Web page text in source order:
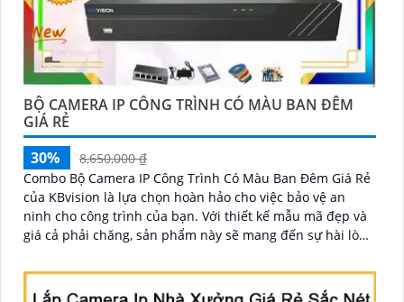
BỘ CAMERA IP CÔNG TRÌNH CÓ MÀU BAN ĐÊM
GIÁ RẺ
30%
8,650,000 ₫
Combo Bộ Camera IP Công Trình Có Màu Ban Đêm Giá Rẻ
của KBvision là lựa chọn hoàn hảo cho việc bảo vệ an
ninh cho công trình của bạn. Với thiết kế mẫu mã đẹp và
giá cả phải chăng, sản phẩm này sẽ mang đến sự hài lòng